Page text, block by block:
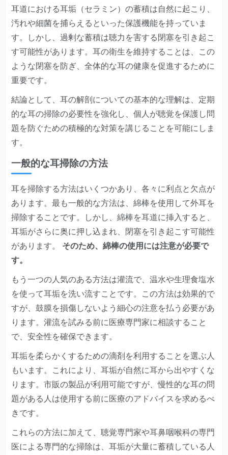
耳道における耳垢（セラミン）の蓄積は自然に起こり、
汚れや細菌を捕らえるといった保護機能を持っていま
す。しかし、過剰な蓄積は聴力を害する閉塞を引き起こ
す可能性があります。耳の衛生を維持することは、この
ような閉塞を防ぎ、全体的な耳の健康を促進するために
重要です。
結論として、耳の解剖についての基本的な理解は、定期
的な耳の掃除の必要性を強化し、個人が聴覚を保護し問
題を防ぐための積極的な対策を講じることを可能にしま
す。
一般的な耳掃除の方法
耳を掃除する方法はいくつかあり、各々に利点と欠点が
あります。最も一般的な方法は、綿棒を使用して外耳を
掃除することです。しかし、綿棒を耳道に挿入すると、
耳垢がさらに奥に押し込まれ、閉塞を引き起こす可能性
があります。 そのため、綿棒の使用には注意が必要で
す。
もう一つの人気のある方法は灌流で、温水や生理食塩水
を使って耳垢を洗い流すことです。この方法は効果的で
すが、鼓膜を損傷しないよう細心の注意を払う必要があ
ります。灌流を試みる前に医療専門家に相談すること
で、安全性を確保できます。
耳垢を柔らかくするための滴剤を利用することを選ぶ人
もいます。これにより、耳垢が自然に耳から出やすくな
ります。市販の製品が利用可能ですが、慢性的な耳の問
題がある人は使用する前に医療のアドバイスを求めるべ
きです。
これらの方法に加えて、聴覚専門家や耳鼻咽喉科の専門
医による専門的な掃除は、耳垢が大量に蓄積している人